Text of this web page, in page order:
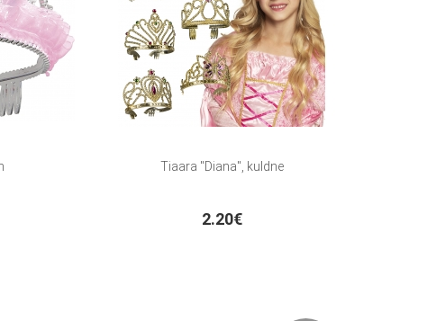
Tiaara "Diana", kuldne
2.20€